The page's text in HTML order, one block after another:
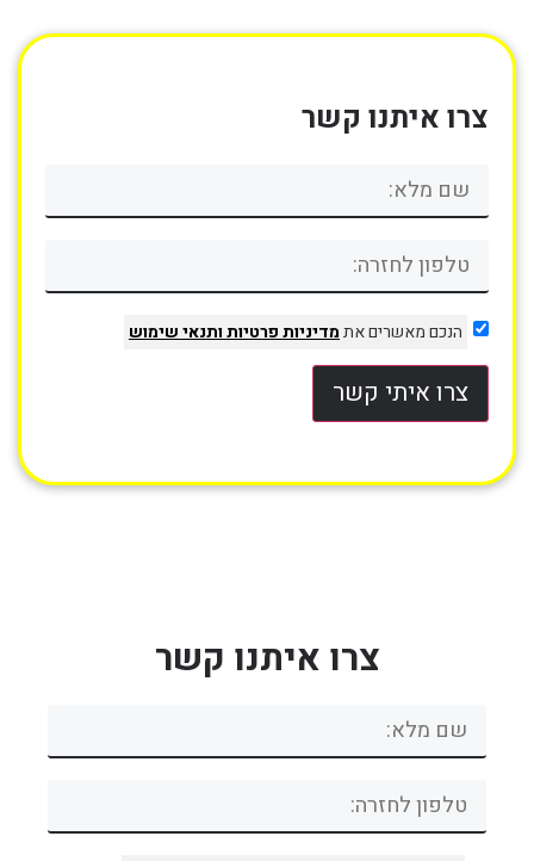
צרו איתנו קשר
הנכם מאשרים אתמדיניות פרטיותותנאי שימוש
צרו איתי קשר
צרו איתנו קשר